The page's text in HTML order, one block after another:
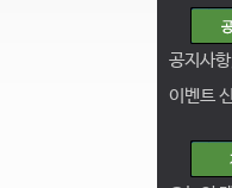
공지사
이벤트